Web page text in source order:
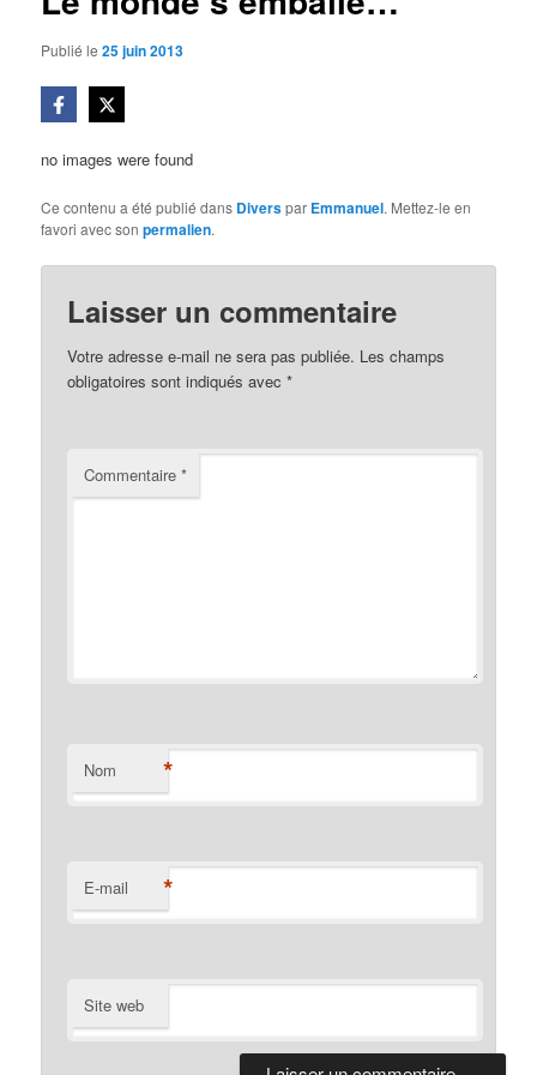
Publié le25 juin 2013
no images were found
Ce contenu a été publié dans Diverspar Emmanuel. Mettez-le en
favori avec sonpermalien.
Laisser un commentaire
Votre adresse e-mail ne sera pas publiée. Les champs
obligatoires sont indiqués avec*
Commentaire*
Nom *
E-mail *
Site web